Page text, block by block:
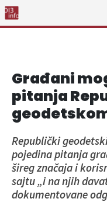
Građani
pitanja
Republički
pojedina pitanja
šireg značaja i
sajtu „i na njih
dokumentovane